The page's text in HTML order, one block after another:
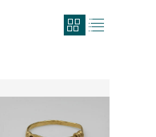
View
search